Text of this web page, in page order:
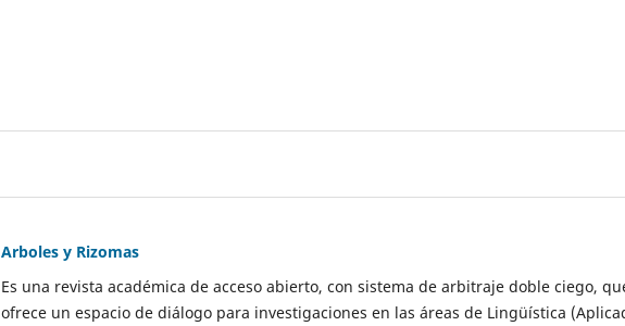
Arboles y Rizomas
Es una revista académica de acceso abierto, con sistema de arbitraje doble ciego,
ofrece un espacio de diálogo para investigaciones en las áreas de Lingüística